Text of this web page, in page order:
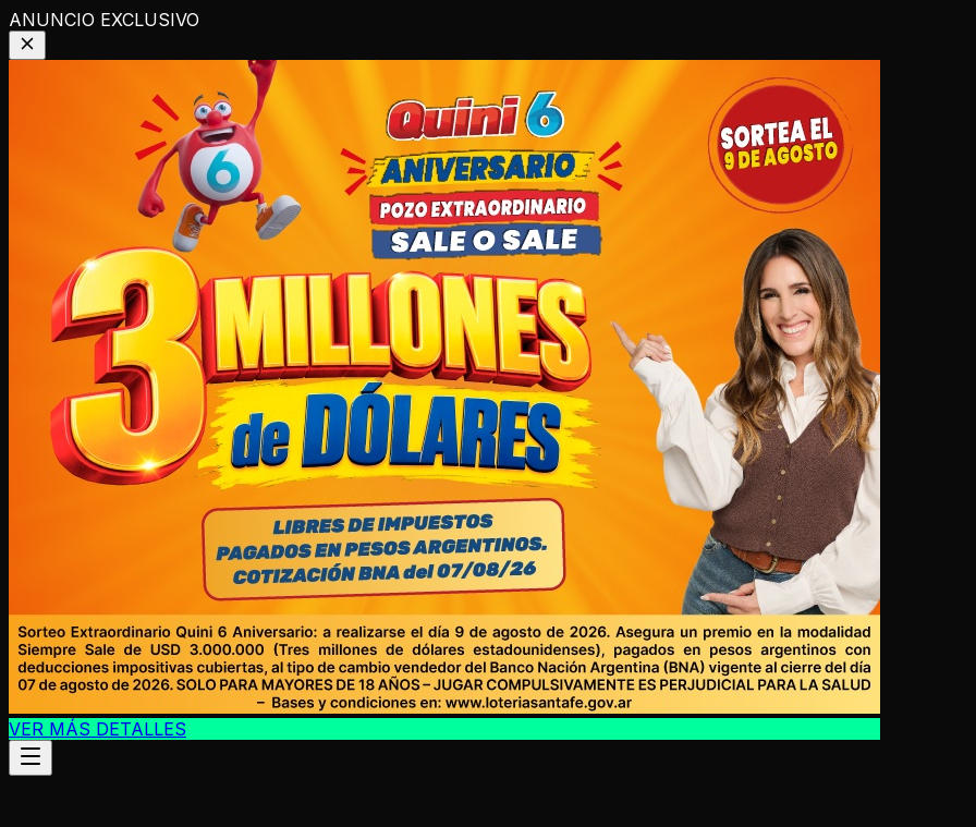
ANUNCIO EXCLUSIVO
VER MÁS DETALLES